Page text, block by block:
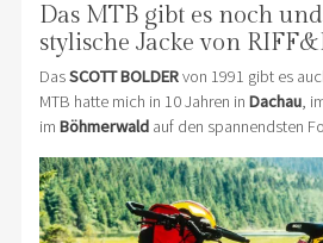
Das MTB gibt es noch
stylische Jacke von
DasSCOTT BOLDERvon 1991 gibt es
MTB hatte mich in 10 Jahren in Dachau,
im Böhmerwaldauf den spannendsten